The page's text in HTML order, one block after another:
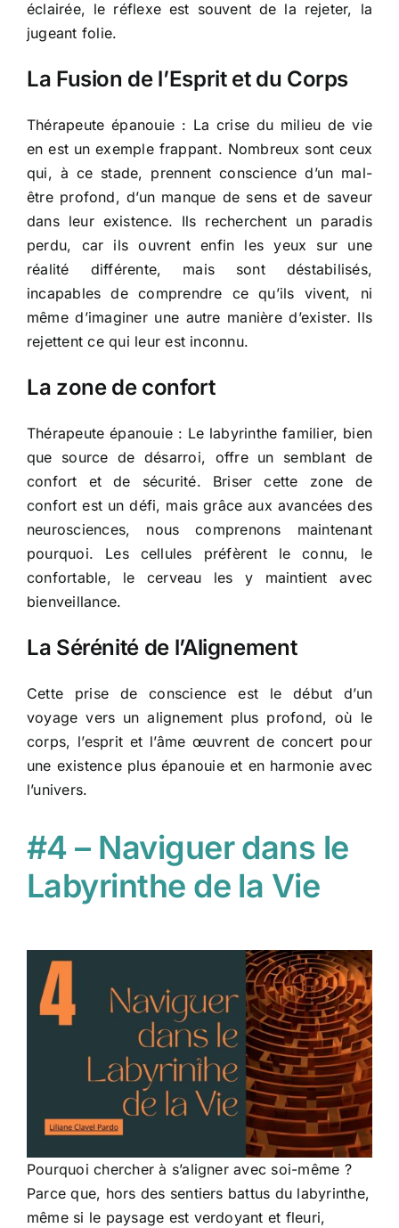
éclairée, le réflexe est souvent de la rejeter, la
jugeant folie.
La Fusion de l’Esprit et du Corps
Thérapeute épanouie : La crise du milieu de vie
en est un exemple frappant. Nombreux sont ceux
qui, à ce stade, prennent conscience d’un mal-
être profond, d’un manque de sens et de saveur
dans leur existence. Ils recherchent un paradis
perdu, car ils ouvrent enfin les yeux sur une
réalité différente, mais sont déstabilisés,
incapables de comprendre ce qu’ils vivent, ni
même d’imaginer une autre manière d’exister. Ils
rejettent ce qui leur est inconnu.
La zone de confort
Thérapeute épanouie : Le labyrinthe familier, bien
que source de désarroi, offre un semblant de
confort et de sécurité. Briser cette zone de
confort est un défi, mais grâce aux avancées des
neurosciences, nous comprenons maintenant
pourquoi. Les cellules préfèrent le connu, le
confortable, le cerveau les y maintient avec
bienveillance.
La Sérénité de l’Alignement
Cette prise de conscience est le début d’un
voyage vers un alignement plus profond, où le
corps, l’esprit et l’âme œuvrent de concert pour
une existence plus épanouie et en harmonie avec
l’univers.
#4 – Naviguer dans le
Labyrinthe de la Vie
Pourquoi chercher à s’aligner avec soi-même ?
Parce que, hors des sentiers battus du labyrinthe,
même si le paysage est verdoyant et fleuri,